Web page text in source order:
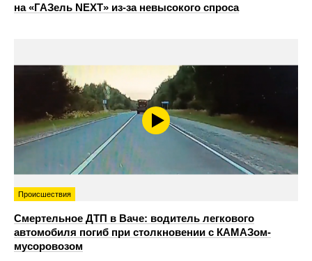
на «ГАЗель NEXT» из‑за невысокого спроса
Происшествия
Смертельное ДТП в Ваче: водитель легкового
автомобиля погиб при столкновении с КАМАЗом-
мусоровозом